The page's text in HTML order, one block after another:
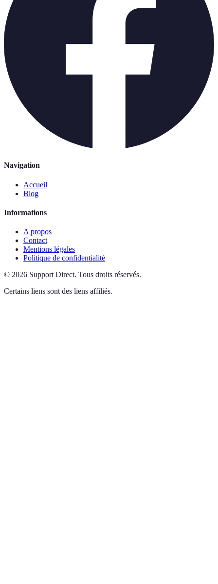
Navigation
Accueil
Blog
Informations
A propos
Contact
Mentions légales
Politique de confidentialité
© 2026 Support Direct. Tous droits réservés.
Certains liens sont des liens affiliés.